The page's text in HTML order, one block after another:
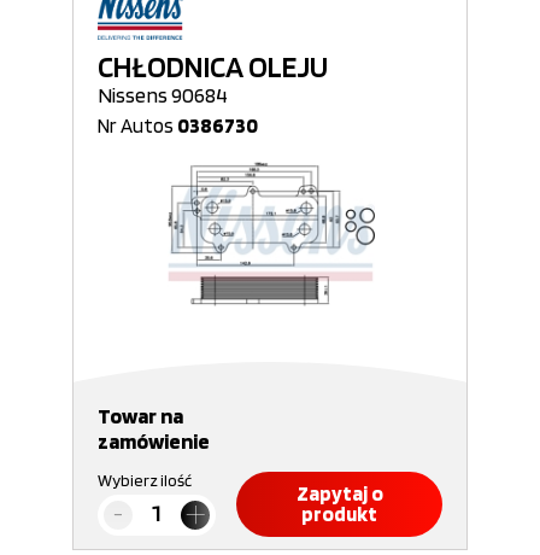
CHŁODNICA OLEJU
Nissens 90684
Nr Autos 0386730
Towar na
zamówienie
Wybierz ilość
Zapytaj o
produkt